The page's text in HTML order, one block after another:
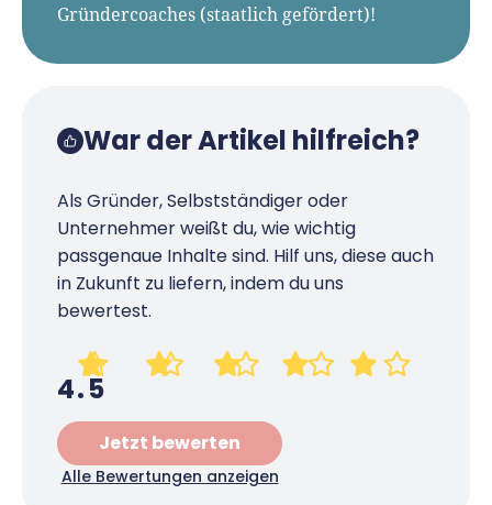
Gründercoaches (staatlich gefördert)!
War der Artikel hilfreich?
Als Gründer, Selbstständiger oder
Unternehmer weißt du, wie wichtig
passgenaue Inhalte sind. Hilf uns, diese auch
in Zukunft zu liefern, indem du uns
bewertest.
4.5
Jetzt bewerten
Alle Bewertungen anzeigen